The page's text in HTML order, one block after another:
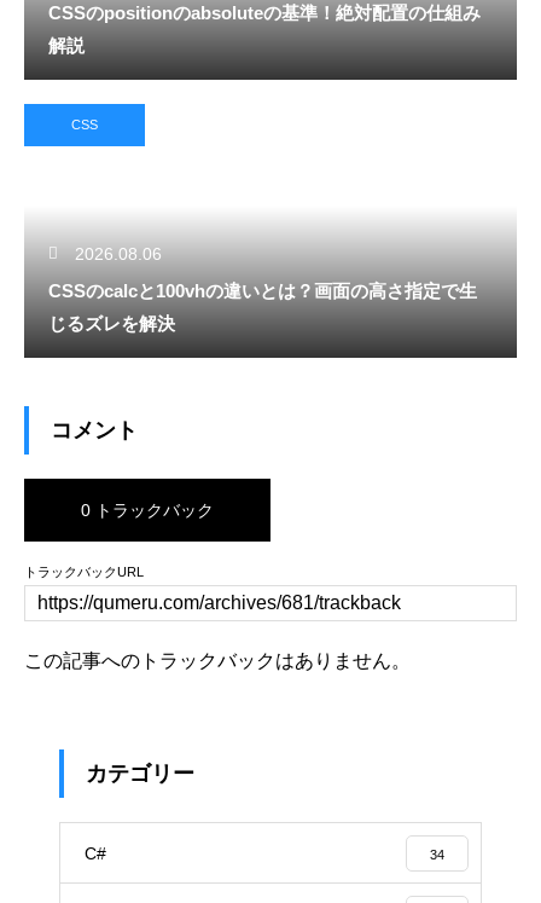
CSSのpositionのabsoluteの基準！絶対配置の仕組み
解説
CSS
2026.08.06
CSSのcalcと100vhの違いとは？画面の高さ指定で生
じるズレを解決
コメント
0 トラックバック
トラックバックURL
この記事へのトラックバックはありません。
カテゴリー
C# 34